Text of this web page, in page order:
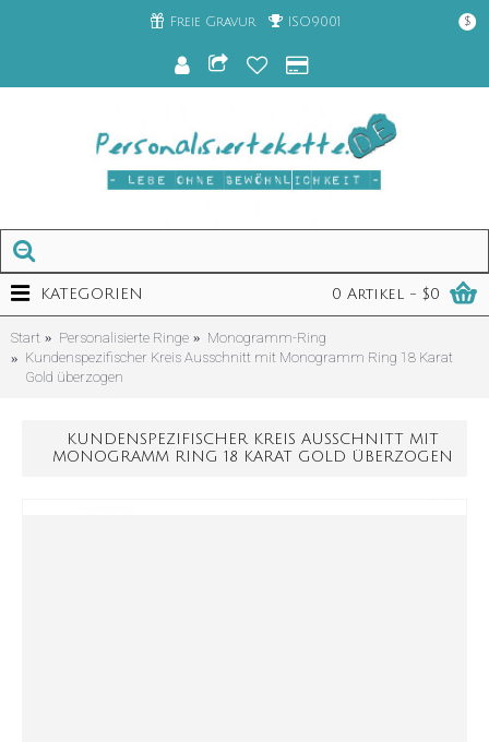
Freie Gravur ISO9001 $
0 Artikel - $0
KATEGORIEN
Start Personalisierte Ringe
Monogramm-Ring
Kundenspezifischer Kreis Ausschnitt mit Monogramm Ring 18 Karat
Gold überzogen
KUNDENSPEZIFISCHER KREIS AUSSCHNITT MIT
MONOGRAMM RING 18 KARAT GOLD ÜBERZOGEN